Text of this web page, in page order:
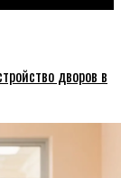
дворов в